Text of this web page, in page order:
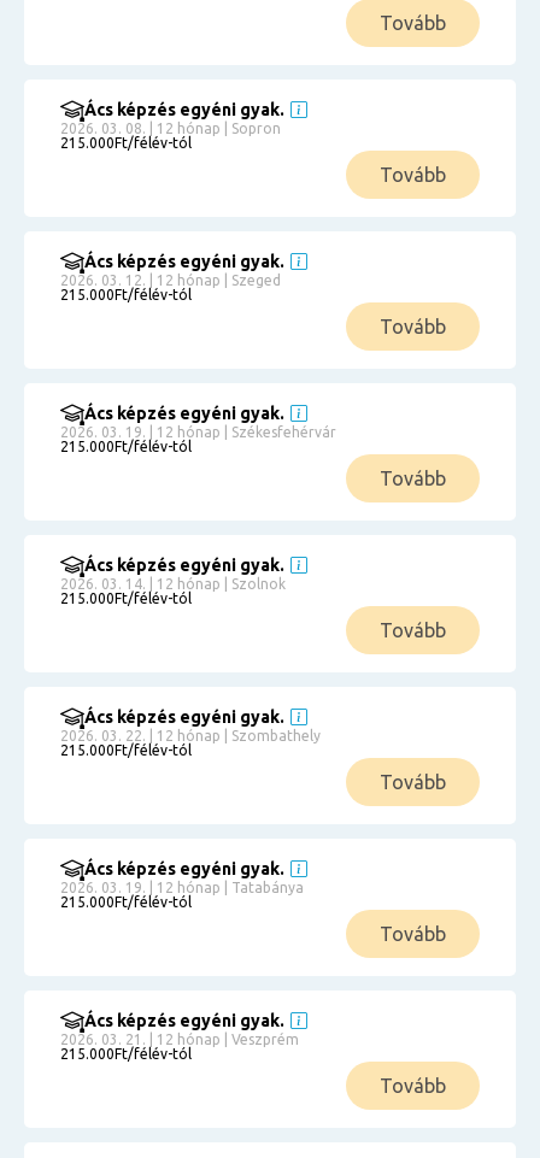
Tovább
Ács képzés egyéni gyak.
2026. 03. 08. | 12 hónap | Sopron
215.000Ft/félév-tól
Tovább
Ács képzés egyéni gyak.
2026. 03. 12. | 12 hónap | Szeged
215.000Ft/félév-tól
Tovább
Ács képzés egyéni gyak.
2026. 03. 19. | 12 hónap | Székesfehérvár
215.000Ft/félév-tól
Tovább
Ács képzés egyéni gyak.
2026. 03. 14. | 12 hónap | Szolnok
215.000Ft/félév-tól
Tovább
Ács képzés egyéni gyak.
2026. 03. 22. | 12 hónap | Szombathely
215.000Ft/félév-tól
Tovább
Ács képzés egyéni gyak.
2026. 03. 19. | 12 hónap | Tatabánya
215.000Ft/félév-tól
Tovább
Ács képzés egyéni gyak.
2026. 03. 21. | 12 hónap | Veszprém
215.000Ft/félév-tól
Tovább